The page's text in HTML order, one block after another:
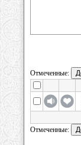
Отмеченные:
Отмеченные: